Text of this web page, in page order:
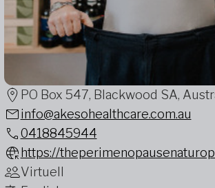
PO Box 547, Blackwood SA,
info@akesohealthcare.com.au
0418845944
https://
Virtuell